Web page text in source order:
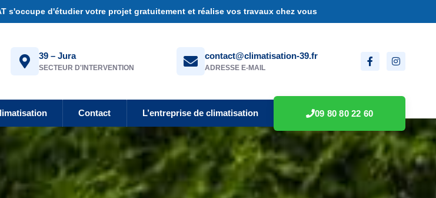
s'occupe d'étudier votre projet gratuitement et réalise vos travaux chez vous
39 – Jura
SECTEUR D'INTERVENTION
contact@climatisation-39.fr
ADRESSE E-MAIL
Contact L’entreprise de climatisation 09 80 80 22 60